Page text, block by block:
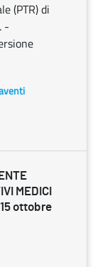
(PTR) di
-
MEDICI
15 ottobre